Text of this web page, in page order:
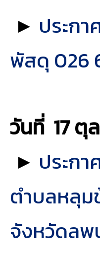
► ประก
พัสดุ 026
วันที่ 17 ตุ
► ประก
ตำบลหลุม
จังหวัดลพ